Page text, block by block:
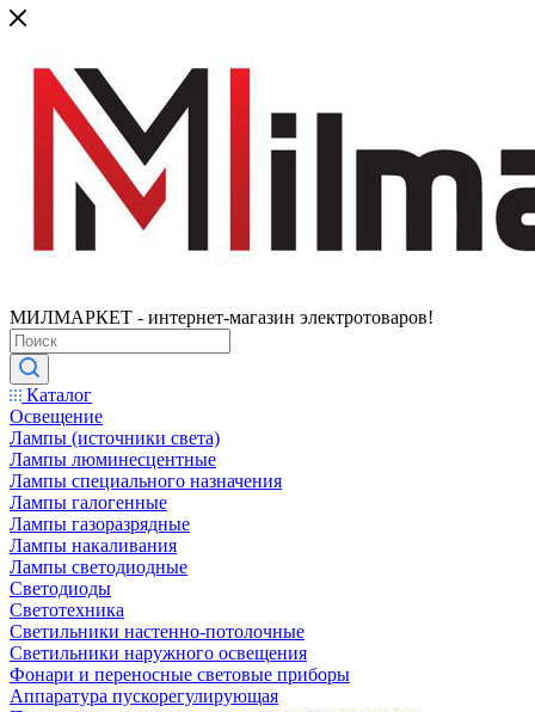
МИЛМАРКЕТ - интернет-магазин электротоваров!
Каталог
Освещение
Лампы (источники света)
Лампы люминесцентные
Лампы специального назначения
Лампы галогенные
Лампы газоразрядные
Лампы накаливания
Лампы светодиодные
Светодиоды
Светотехника
Светильники настенно-потолочные
Светильники наружного освещения
Фонари и переносные световые приборы
Аппаратура пускорегулирующая